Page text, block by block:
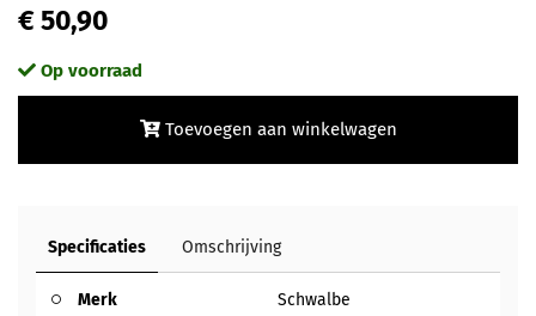
€ 50,90
Op voorraad
Toevoegen aan winkelwagen
Specificaties Omschrijving
Merk Schwalbe